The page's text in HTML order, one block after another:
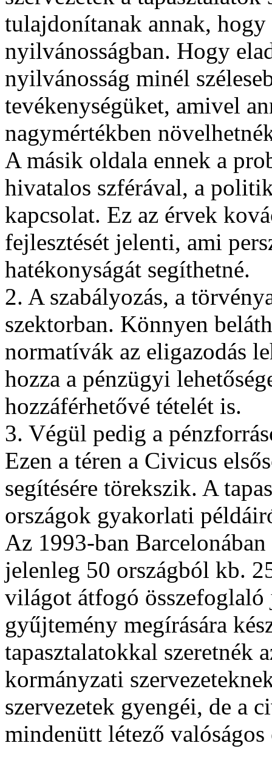
tulajdonítanak annak,
nyilvánosságban. Hogy
nyilvánosság minél
tevékenységüket, amivel
nagymértékben
A másik oldala ennek a
hivatalos szférával, a
kapcsolat. Ez az érvek
fejlesztését jelenti, ami
hatékonyságát segíthetné.
2. A szabályozás, a
szektorban. Könnyen
normatívák az eligazodás
hozza a pénzügyi
hozzáférhetővé tételét is.
3. Végül pedig a
Ezen a téren a Civicus
segítésére törekszik. A
országok gyakorlati
Az 1993-ban
jelenleg 50 országból kb.
világot átfogó összefoglaló
gyűjtemény megírására
tapasztalatokkal szeretnék
kormányzati
szervezetek gyengéi, de a
mindenütt létező valóságos